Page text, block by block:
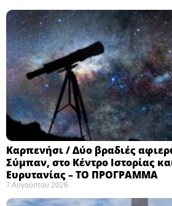
Καρπενήσι / Δύο βραδιές
Σύμπαν, στο Κέντρο Ιστορίας
Ευρυτανίας – ΤΟ ΠΡΟΓΡΑΜΜΑ
7 Αυγούστου 2026